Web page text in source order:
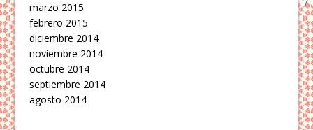
marzo 2015
febrero 2015
diciembre 2014
noviembre 2014
octubre 2014
septiembre 2014
agosto 2014